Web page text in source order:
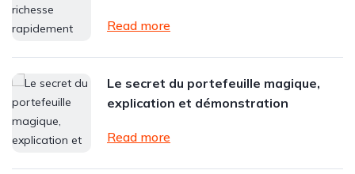
Read more
Le secret du portefeuille magique,
explication et démonstration
Read more